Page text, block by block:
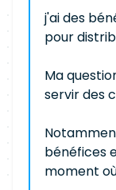
j'ai des
pour
Ma
servir des
bénéfices
moment